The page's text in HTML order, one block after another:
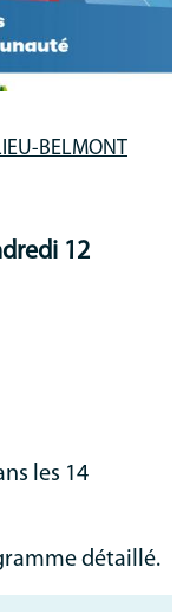
BELMONT
12
les 14
détaillé.